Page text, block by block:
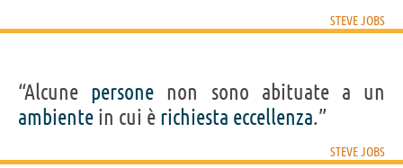
STEVE JOBS
“Alcune persone non sono abituate a un
ambiente in cui è richiesta eccellenza.”
STEVE JOBS